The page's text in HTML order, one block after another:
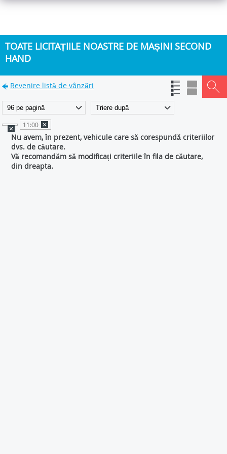
TOATE LICITAȚIILE NOASTRE DE MAȘINI SECOND
HAND
Revenire listă de vânzări
11:00
Nu avem, în prezent, vehicule care să corespundă criteriilor
dvs. de căutare.
Vă recomandăm să modificați criteriile în fila de căutare,
din dreapta.